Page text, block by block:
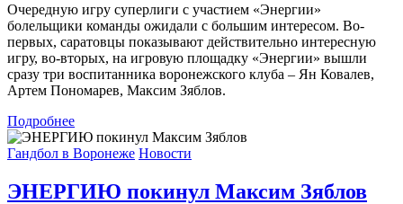
Очередную игру суперлиги с участием «Энергии»
болельщики команды ожидали с большим интересом. Во-
первых, саратовцы показывают действительно интересную
игру, во-вторых, на игровую площадку «Энергии» вышли
сразу три воспитанника воронежского клуба – Ян Ковалев,
Артем Пономарев, Максим Зяблов.
Подробнее
Гандбол в Воронеже Новости
ЭНЕРГИЮ покинул Максим Зяблов